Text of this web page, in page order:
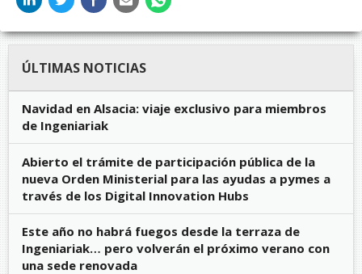
ÚLTIMAS NOTICIAS
Navidad en Alsacia: viaje exclusivo para miembros
de Ingeniariak
Abierto el trámite de participación pública de la
nueva Orden Ministerial para las ayudas a pymes a
través de los Digital Innovation Hubs
Este año no habrá fuegos desde la terraza de
Ingeniariak… pero volverán el próximo verano con
una sede renovada